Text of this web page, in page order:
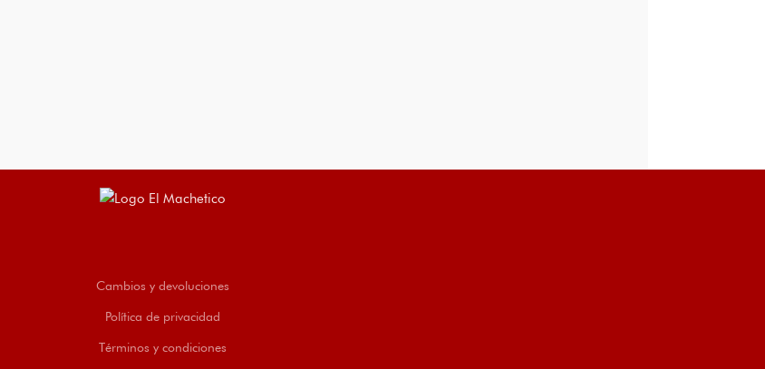
Cambios y devoluciones
Política de privacidad
Términos y condiciones